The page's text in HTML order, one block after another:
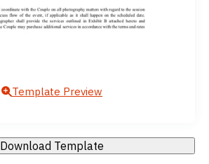
Template Preview
Download Template